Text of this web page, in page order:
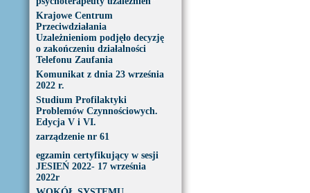
Krajowe Centrum
Przeciwdziałania
Uzależnieniom podjęło decyzję
o zakończeniu działalności
Telefonu Zaufania
Komunikat z dnia 23 września
2022 r.
Studium Profilaktyki
Problemów Czynnościowych.
Edycja V i VI.
zarządzenie nr 61
egzamin certyfikujący w sesji
JESIEŃ 2022- 17 września
2022r